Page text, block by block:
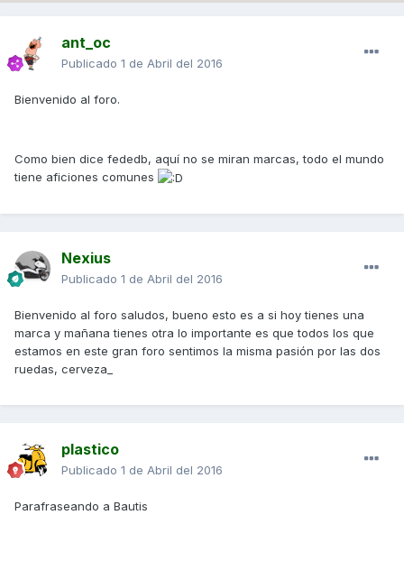
ant_oc
Publicado 1 de Abril del 2016
Bienvenido al foro.
Como bien dice fededb, aquí no se miran marcas, todo el mundo
tiene aficiones comunes
Nexius
Publicado 1 de Abril del 2016
Bienvenido al foro saludos, bueno esto es a si hoy tienes una
marca y mañana tienes otra lo importante es que todos los que
estamos en este gran foro sentimos la misma pasión por las dos
ruedas, cerveza_
plastico
Publicado 1 de Abril del 2016
Parafraseando a Bautis